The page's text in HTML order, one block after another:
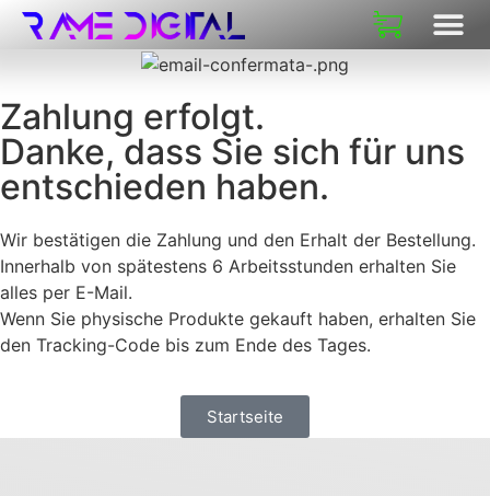
Zahlung erfolgt.
Danke, dass Sie sich für uns
entschieden haben.
Wir bestätigen die Zahlung und den Erhalt der Bestellung.
Innerhalb von spätestens 6 Arbeitsstunden erhalten Sie
alles per E-Mail.
Wenn Sie physische Produkte gekauft haben, erhalten Sie
den Tracking-Code bis zum Ende des Tages.
Startseite